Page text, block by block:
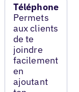
Téléphone
Permets
aux clients
de te
joindre
facilement
en
ajoutant